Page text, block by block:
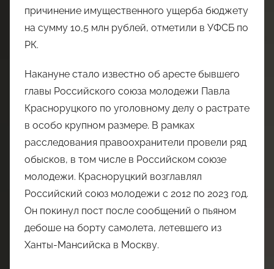
причинение имущественного ущерба бюджету
на сумму 10,5 млн рублей, отметили в УФСБ по
РК.
Накануне стало известно об аресте бывшего
главы Российского союза молодежи Павла
Красноруцкого по уголовному делу о растрате
в особо крупном размере. В рамках
расследования правоохранители провели ряд
обысков, в том числе в Российском союзе
молодежи. Красноруцкий возглавлял
Российский союз молодежи с 2012 по 2023 год.
Он покинул пост после сообщений о пьяном
дебоше на борту самолета, летевшего из
Ханты-Мансийска в Москву.